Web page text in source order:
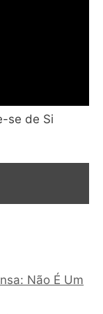
se de Si
Não É Um